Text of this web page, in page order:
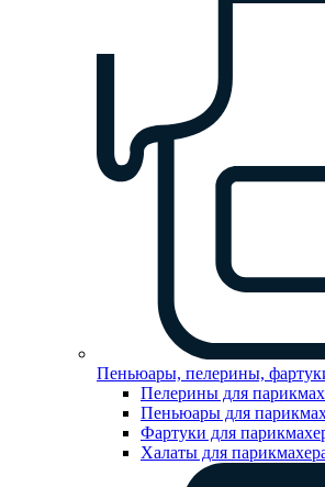
Пеньюары, пелерины,
Пелерины для
Пеньюары для
Фартуки для
Халаты для